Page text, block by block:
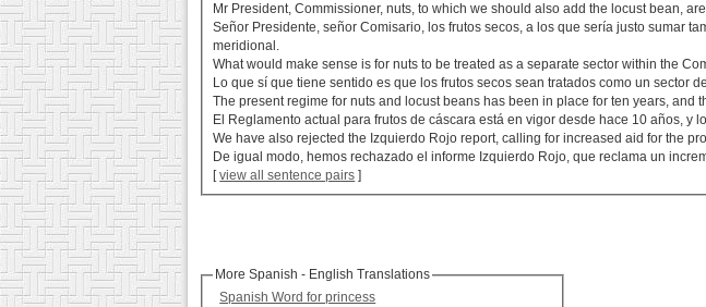
Mr President, Commissioner, nuts, to which we should also add the locust bean,
Señor Presidente, señor Comisario, los frutos secos, a los que sería justo sumar
meridional.
What would make sense is for nuts to be treated as a separate sector within the
Lo que sí que tiene sentido es que los frutos secos sean tratados como un sector
The present regime for nuts and locust beans has been in place for ten years,
El Reglamento actual para frutos de cáscara está en vigor desde hace 10 años,
We have also rejected the Izquierdo Rojo report, calling for increased aid for the
De igual modo, hemos rechazado el informe Izquierdo Rojo, que reclama un
[view all sentence pairs ]
More Spanish - English Translations
Spanish Word for princess